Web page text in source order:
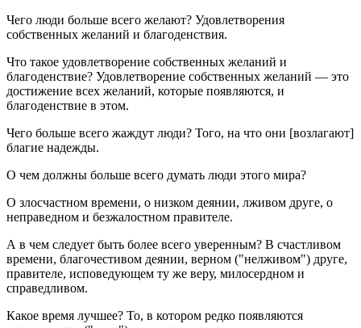
Чего люди больше всего желают? Удовлетворения
собственных желаний и благоденствия.
Что такое удовлетворение собственных желаний и
благоденствие? Удовлетворение собственных желаний — это
достижение всех желаний, которые появляются, и
благоденствие в этом.
Чего больше всего жаждут люди? Того, на что они [возлагают]
благие надежды.
О чем должны больше всего думать люди этого мира?
О злосчастном времени, о низком деянии, лживом друге, о
неправедном и безжалостном правителе.
А в чем следует быть более всего уверенным? В счастливом
времени, благочестивом деянии, верном ("нелживом") друге,
правителе, исповедующем ту же веру, милосердном и
справедливом.
Какое время лучшее? То, в котором редко появляются